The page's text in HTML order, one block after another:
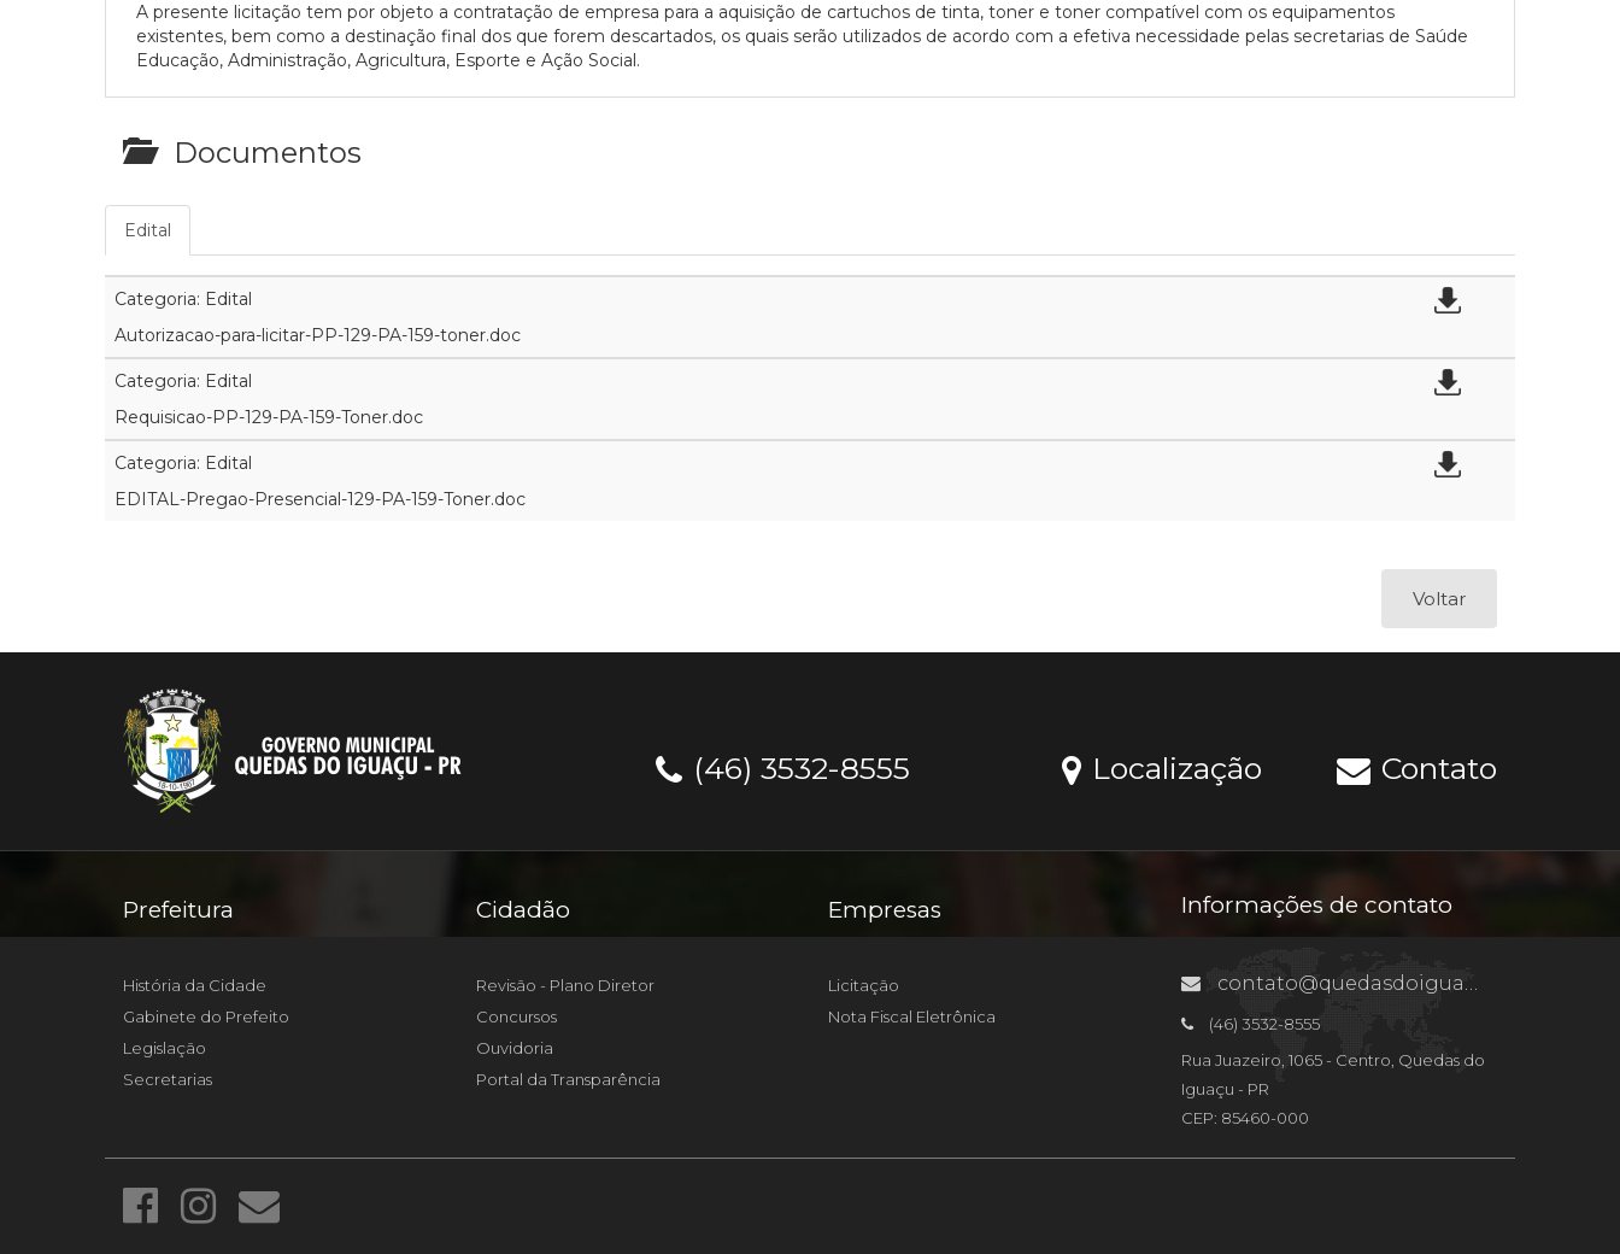
A presente licitação tem por objeto a contratação de empresa para a aquisição de cartuchos de tinta, toner e toner compatível com os equipamentos
existentes, bem como a destinação final dos que forem descartados, os quais serão utilizados de acordo com a efetiva necessidade pelas secretarias de Saúde
Educação, Administração, Agricultura, Esporte e Ação Social.
Documentos
Edital
Categoria: Edital
Autorizacao-para-licitar-PP-129-PA-159-toner.doc
Categoria: Edital
Requisicao-PP-129-PA-159-Toner.doc
Categoria: Edital
EDITAL-Pregao-Presencial-129-PA-159-Toner.doc
Voltar
(46) 3532-8555 Localização Contato
Prefeitura
História da Cidade
Gabinete do Prefeito
Legislação
Secretarias
Cidadão
Revisão - Plano Diretor
Concursos
Ouvidoria
Portal da Transparência
Empresas
Licitação
Nota Fiscal Eletrônica
Informações de contato
contato@quedasdoiguacu.pr.gov.br
(46) 3532-8555
Rua Juazeiro, 1065 - Centro, Quedas do
Iguaçu - PR
CEP: 85460-000